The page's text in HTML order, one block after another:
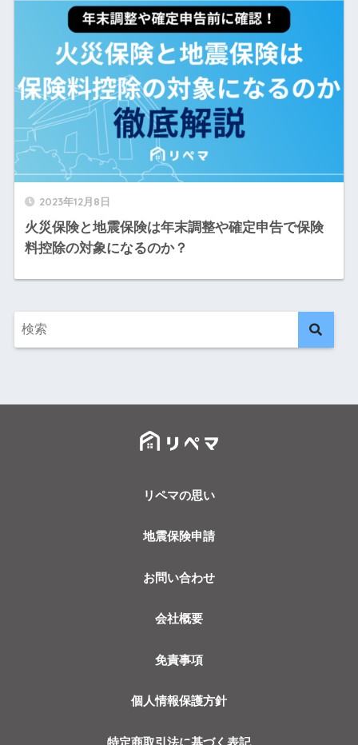
2023年12月8日
火災保険と地震保険は年末調整や確定申告で保険
料控除の対象になるのか？
リペマの思い
地震保険申請
お問い合わせ
会社概要
免責事項
個人情報保護方針
特定商取引法に基づく表記